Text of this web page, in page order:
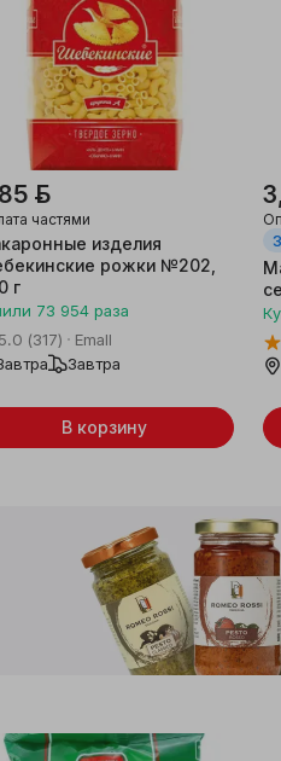
ƃ
частями
изделия
рожки №202,
г
73 954 раза
5.0 (317)
Emall
Завтра
В корзину